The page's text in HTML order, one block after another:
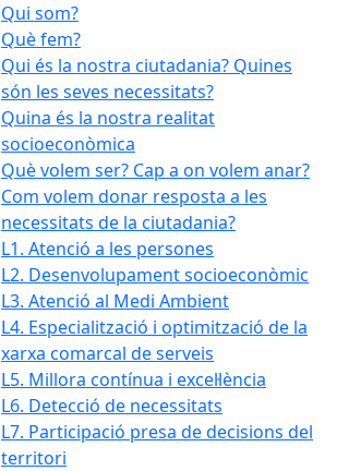
Qui som?
Què fem?
Qui és la nostra ciutadania? Quines
són les seves necessitats?
Quina és la nostra realitat
socioeconòmica
Què volem ser? Cap a on volem anar?
Com volem donar resposta a les
necessitats de la ciutadania?
L1. Atenció a les persones
L2. Desenvolupament socioeconòmic
L3. Atenció al Medi Ambient
L4. Especialització i optimització de la
xarxa comarcal de serveis
L5. Millora contínua i excel·lència
L6. Detecció de necessitats
L7. Participació presa de decisions del
territori